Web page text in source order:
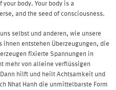
body. Your body is a
and the seed of consciousness.
selbst und anderen, wie unsere
ihnen entstehen Überzeugungen, die
fixierte Spannungen in
mehr von alleine verflüssigen
hilft und heilt Achtsamkeit und
Nhat Hanh die unmittelbarste Form